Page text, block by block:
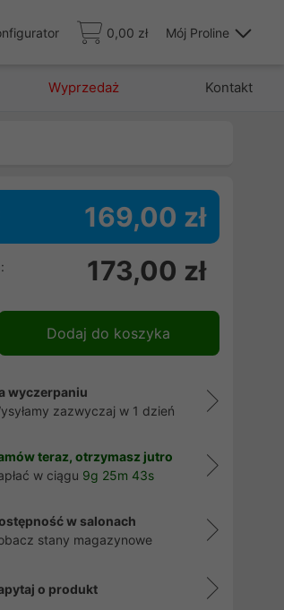
0,00 zł Mój Proline
Wyprzedaż Kontakt
169,00 zł
173,00 zł
Dodaj do koszyka
wyczerpaniu
zazwyczaj w 1 dzień
teraz, otrzymasz jutro
w ciągu 9g 25m 41s
w salonach
stany magazynowe
o produkt